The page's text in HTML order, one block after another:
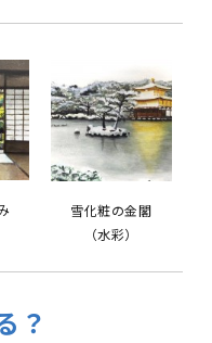
雪化粧の金閣
（水彩）
？